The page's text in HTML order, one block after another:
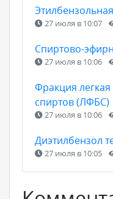
27 июля в 10:07
Спиртово-
27 июля в 10:06
Фракция
спиртов (ЛФБС)
27 июля в 10:06
Диэтилбензол
27 июля в 10:05